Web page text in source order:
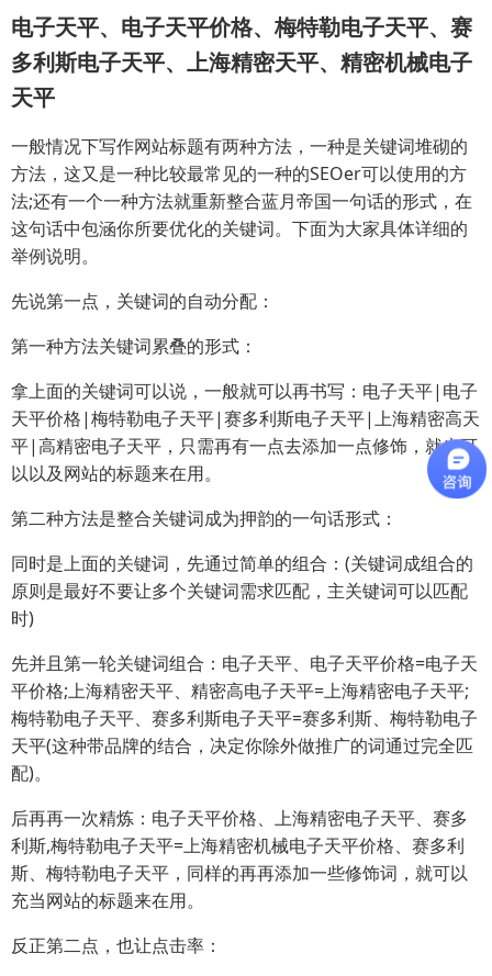
电子天平、电子天平价格、梅特勒电子天平、赛
多利斯电子天平、上海精密天平、精密机械电子
天平
一般情况下写作网站标题有两种方法，一种是关键词堆砌的
方法，这又是一种比较最常见的一种的SEOer可以使用的方
法;还有一个一种方法就重新整合蓝月帝国一句话的形式，在
这句话中包涵你所要优化的关键词。下面为大家具体详细的
举例说明。
先说第一点，关键词的自动分配：
第一种方法关键词累叠的形式：
拿上面的关键词可以说，一般就可以再书写：电子天平|电子
天平价格|梅特勒电子天平|赛多利斯电子天平|上海精密高天
平|高精密电子天平，只需再有一点去添加一点修饰，就也可
以以及网站的标题来在用。
第二种方法是整合关键词成为押韵的一句话形式：
同时是上面的关键词，先通过简单的组合：(关键词成组合的
原则是最好不要让多个关键词需求匹配，主关键词可以匹配
时)
先并且第一轮关键词组合：电子天平、电子天平价格=电子天
平价格;上海精密天平、精密高电子天平=上海精密电子天平;
梅特勒电子天平、赛多利斯电子天平=赛多利斯、梅特勒电子
天平(这种带品牌的结合，决定你除外做推广的词通过完全匹
配)。
后再再一次精炼：电子天平价格、上海精密电子天平、赛多
利斯,梅特勒电子天平=上海精密机械电子天平价格、赛多利
斯、梅特勒电子天平，同样的再再添加一些修饰词，就可以
充当网站的标题来在用。
反正第二点，也让点击率：